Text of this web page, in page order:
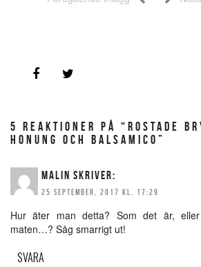
5 REAKTIONER PÅ “ROSTADE
HONUNG OCH BALSAMICO”
MALIN SKRIVER:
25 SEPTEMBER, 2017 KL. 17:29
Hur äter man detta? Som det är,
maten…? Såg smarrigt ut!
SVARA